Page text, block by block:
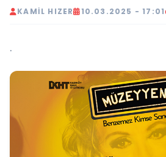
KAMIL HIZER 10.03.2025 - 17:01
.